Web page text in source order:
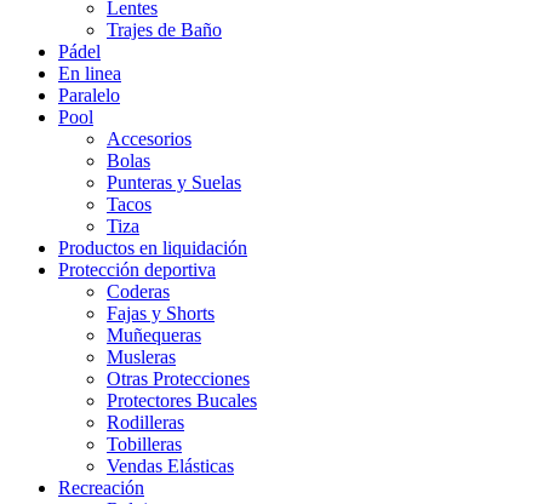
Lentes
Trajes de Baño
Pádel
En linea
Paralelo
Pool
Accesorios
Bolas
Punteras y Suelas
Tacos
Tiza
Productos en liquidación
Protección deportiva
Coderas
Fajas y Shorts
Muñequeras
Musleras
Otras Protecciones
Protectores Bucales
Rodilleras
Tobilleras
Vendas Elásticas
Recreación